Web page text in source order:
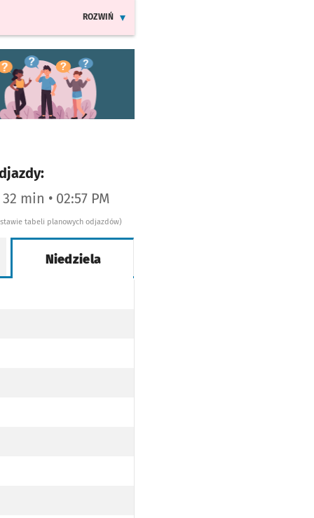
ROZWIŃ
się w nowej karcie
min • 02:57 PM
tabeli planowych odjazdów)
Niedziela